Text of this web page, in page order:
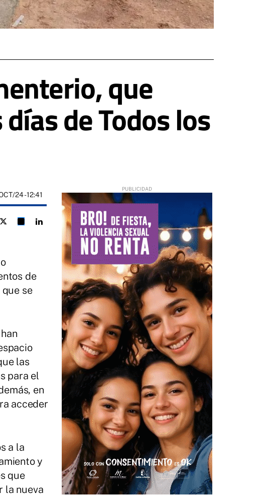
que
de Todos los
24- 12:41
de
se
las
para el
en
acceder
a la
y
que
la nueva